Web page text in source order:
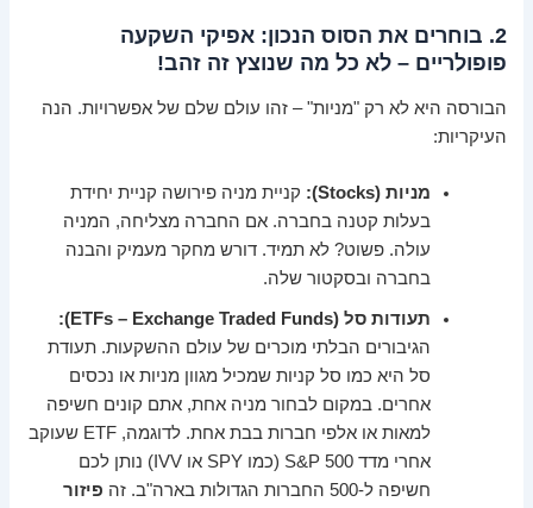
2. בוחרים את הסוס הנכון: אפיקי השקעה
פופולריים – לא כל מה שנוצץ זה זהב!
הבורסה היא לא רק "מניות" – זהו עולם שלם של אפשרויות. הנה
העיקריות:
מניות (Stocks):
קניית מניה פירושה קניית יחידת
בעלות קטנה בחברה. אם החברה מצליחה, המניה
עולה. פשוט? לא תמיד. דורש מחקר מעמיק והבנה
בחברה ובסקטור שלה.
תעודות סל (ETFs – Exchange Traded Funds):
הגיבורים הבלתי מוכרים של עולם ההשקעות. תעודת
סל היא כמו סל קניות שמכיל מגוון מניות או נכסים
אחרים. במקום לבחור מניה אחת, אתם קונים חשיפה
למאות או אלפי חברות בבת אחת. לדוגמה, ETF שעוקב
אחרי מדד S&P 500 (כמו SPY או IVV) נותן לכם
חשיפה ל-500 החברות הגדולות בארה"ב. זה
פיזור